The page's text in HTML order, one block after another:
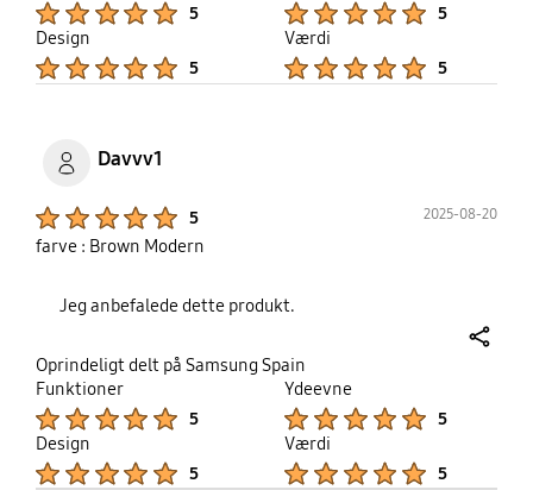
5
5
Design
5
Værdi
5
Davvv1
5 2025-08-20
farve : Brown Modern
Jeg anbefalede dette produkt.
Oprindeligt delt på Samsung Spain
Funktioner
5
Ydeevne
5
Design
5
Værdi
5